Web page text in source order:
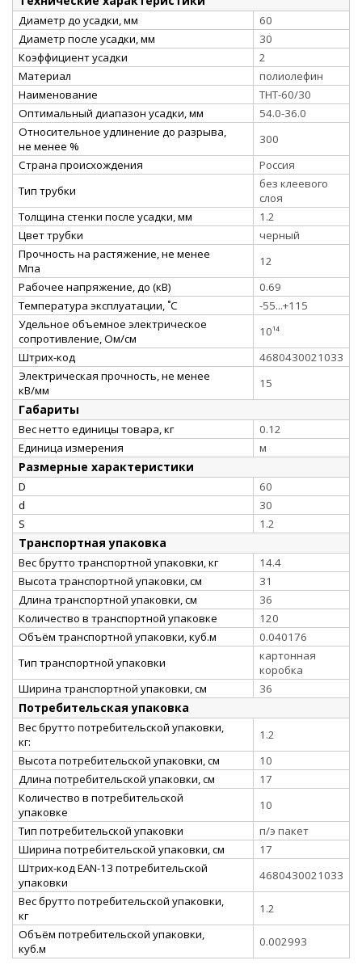
Диаметр до усадки, мм
60
Диаметр после усадки, мм
30
Коэффициент усадки
2
Материал
полиолефин
Наименование
ТНТ-60/30
Оптимальный диапазон усадки, мм
54.0-36.0
Относительное удлинение до разрыва,
не менее %
300
Страна происхождения
Россия
Тип трубки
без клеевого
слоя
Толщина стенки после усадки, мм
1.2
Цвет трубки
черный
Прочность на растяжение, не менее
Мпа
12
Рабочее напряжение, до (кВ)
0.69
Температура эксплуатации, ˚С
-55...+115
Удельное объемное электрическое
сопротивление, Ом/см
10¹⁴
Штрих-код
4680430021033
Электрическая прочность, не менее
кВ/мм
15
Габариты
Вес нетто единицы товара, кг
0.12
Единица измерения
м
Размерные характеристики
D
60
d
30
S
1.2
Транспортная упаковка
Вес брутто транспортной упаковки, кг
14.4
Высота транспортной упаковки, см
31
Длина транспортной упаковки, см
36
Количество в транспортной упаковке
120
Объём транспортной упаковки, куб.м
0.040176
Тип транспортной упаковки
картонная
коробка
Ширина транспортной упаковки, см
36
Потребительская упаковка
Вес брутто потребительской упаковки,
кг:
1.2
Высота потребительской упаковки, см
10
Длина потребительской упаковки, см
17
Количество в потребительской
упаковке
10
Тип потребительской упаковки
п/э пакет
Ширина потребительской упаковки, см
17
Штрих-код EAN-13 потребительской
упаковки
4680430021033
Вес брутто потребительской упаковки,
кг
1.2
Объём потребительской упаковки,
куб.м
0.002993